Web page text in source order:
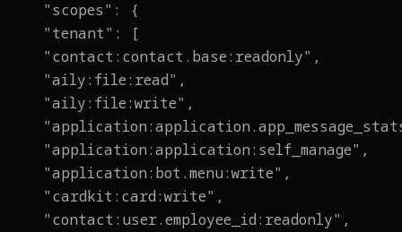
"scopes": {
"tenant": [
"contact:contact.base:readonly",
"aily:file:read",
"aily:file:write",
"application:application:self_manage",
"application:bot.menu:write",
"cardkit:card:write",
"contact:user.employee_id:readonly",